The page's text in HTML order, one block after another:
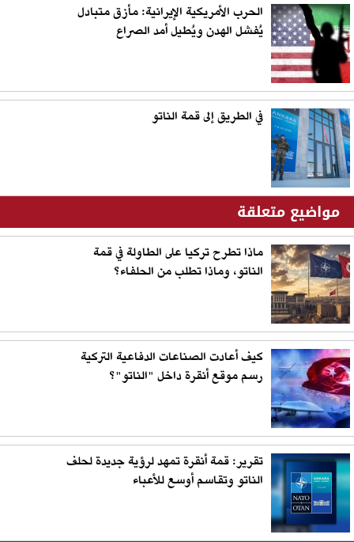
الحرب الأمريكية الإيرانية: مأزق متبادل
يُفشل الهدن ويُطيل أمد الصراع
في الطريق إلى قمة الناتو
مواضيع متعلقة
ماذا تطرح تركيا على الطاولة في قمة
الناتو، وماذا تطلب من الحلفاء؟
كيف أعادت الصناعات الدفاعية التركية
رسم موقع أنقرة داخل "الناتو"؟
تقرير: قمة أنقرة تمهد لرؤية جديدة لحلف
الناتو وتقاسم أوسع للأعباء